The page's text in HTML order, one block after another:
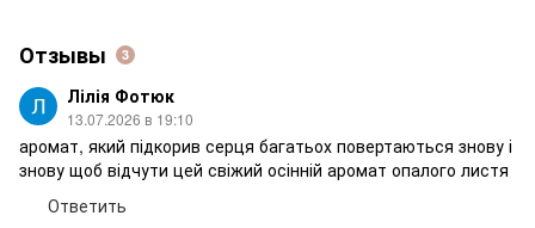
Отзывы 3
Лілія Фотюк
13.07.2026 в 19:10
аромат, який підкорив серця багатьох повертаються знову і
знову щоб відчути цей свіжий осінній аромат опалого листя
Ответить